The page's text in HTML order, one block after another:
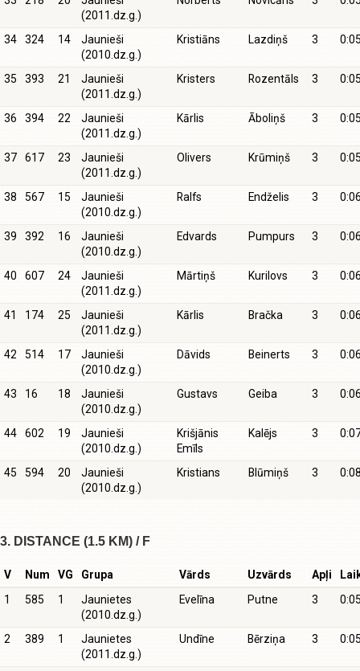
(2011.dz.g.)
34 324 14
Jaunieši
(2010.dz.g.)
Kristiāns Lazdiņš 3
35 393 21
Jaunieši
(2011.dz.g.)
Kristers Rozentāls 3
36 394 22
Jaunieši
(2011.dz.g.)
Kārlis Āboliņš 3
37 617 23
Jaunieši
(2011.dz.g.)
Olivers Krūmiņš 3
38 567 15
Jaunieši
(2010.dz.g.)
Ralfs Endželis 3
39 392 16
Jaunieši
(2010.dz.g.)
Edvards Pumpurs 3
40 607 24
Jaunieši
(2011.dz.g.)
Mārtiņš Kurilovs 3
41 174 25
Jaunieši
(2011.dz.g.)
Kārlis Bračka 3
42 514 17
Jaunieši
(2010.dz.g.)
Dāvids Beinerts 3
43 16 18
Jaunieši
(2010.dz.g.)
Gustavs Geiba 3
44 602 19
Jaunieši
(2010.dz.g.)
Krišjānis
Emīls
Kalējs 3
45 594 20
Jaunieši
(2010.dz.g.)
Kristians Blūmiņš 3
3. DISTANCE (1.5 KM) / F
V Num VG Grupa Vārds Uzvārds Apļi
1
585 1
Jaunietes
(2010.dz.g.)
Evelīna Putne 3
2 389 1
Jaunietes
(2011.dz.g.)
Undīne Bērziņa 3